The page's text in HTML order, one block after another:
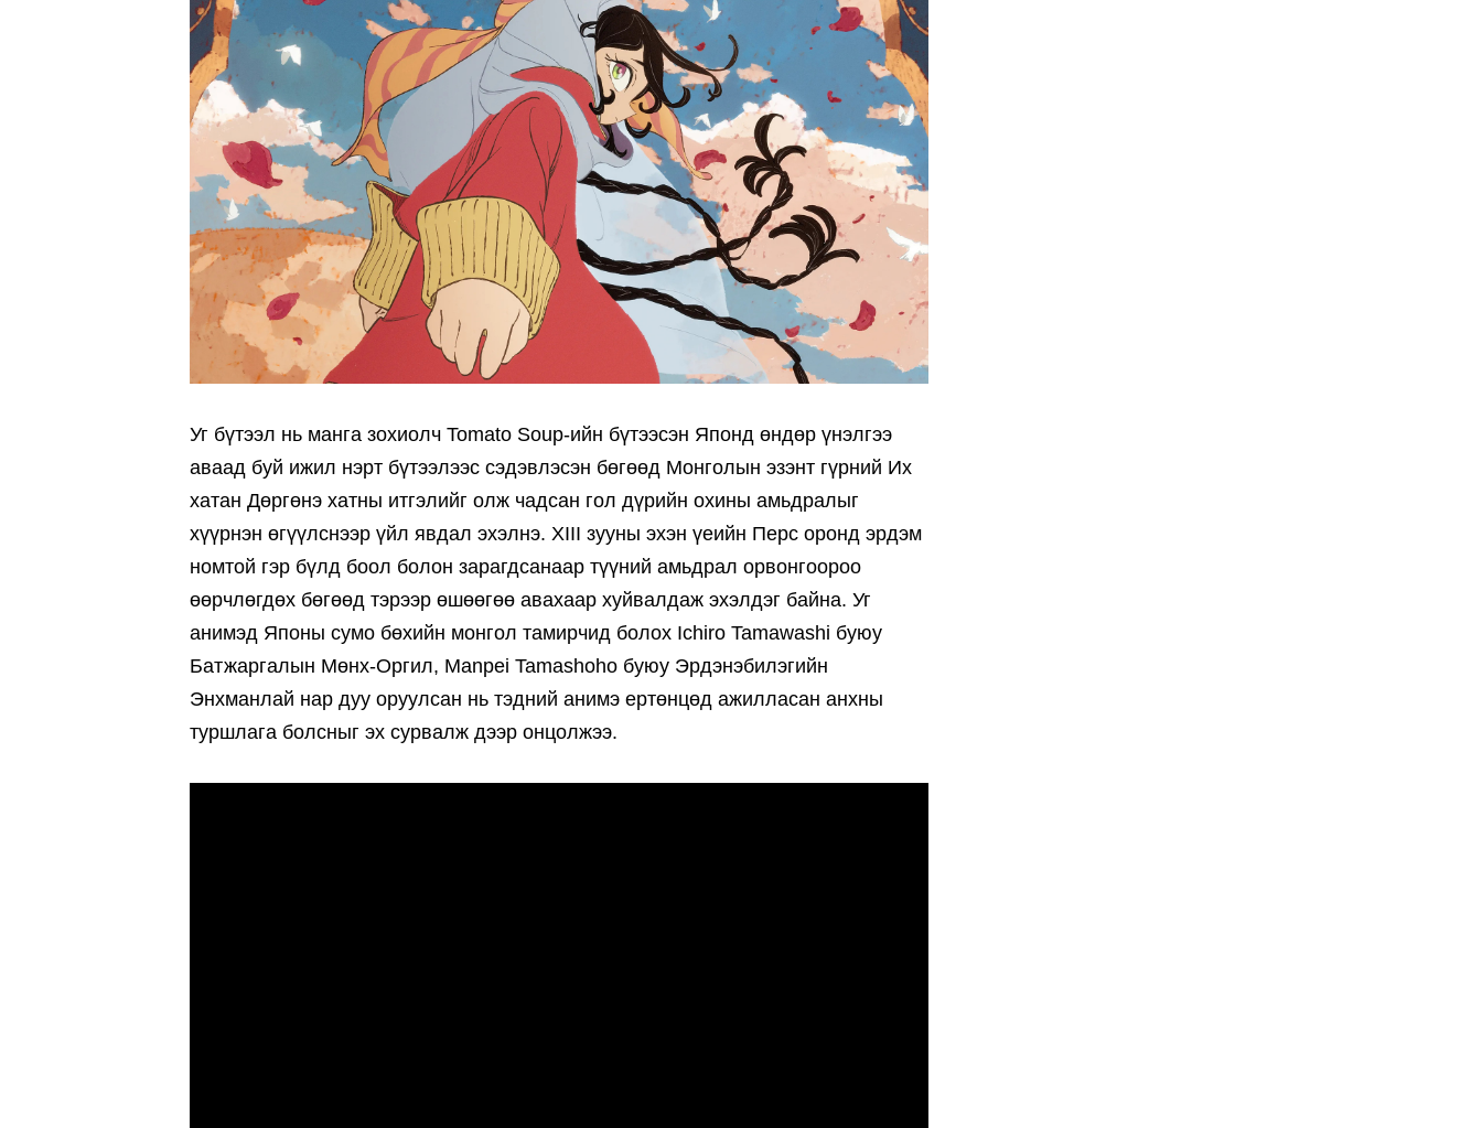
Уг бүтээл нь манга зохиолч Tomato Soup-ийн бүтээсэн Японд өндөр үнэлгээ
аваад буй ижил нэрт бүтээлээс сэдэвлэсэн бөгөөд Монголын эзэнт гүрний Их
хатан Дөргөнэ хатны итгэлийг олж чадсан гол дүрийн охины амьдралыг
хүүрнэн өгүүлснээр үйл явдал эхэлнэ. XIII зууны эхэн үеийн Перс оронд эрдэм
номтой гэр бүлд боол болон зарагдсанаар түүний амьдрал орвонгоороо
өөрчлөгдөх бөгөөд тэрээр өшөөгөө авахаар хуйвалдаж эхэлдэг байна. Уг
анимэд Японы сумо бөхийн монгол тамирчид болох Ichiro Tamawashi буюу
Батжаргалын Мөнх-Оргил, Manpei Tamashoho буюу Эрдэнэбилэгийн
Энхманлай нар дуу оруулсан нь тэдний анимэ ертөнцөд ажилласан анхны
туршлага болсныг эх сурвалж дээр онцолжээ.